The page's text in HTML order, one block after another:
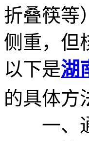
折叠筷等
侧重，但
以下是湖
的具体方
一、通